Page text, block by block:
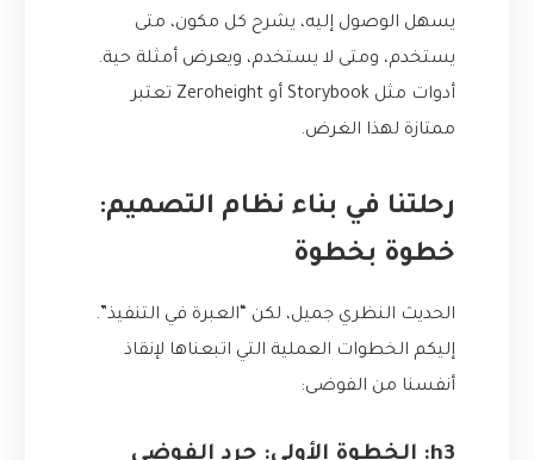
يسهل الوصول إليه، يشرح كل مكون، متى
يستخدم، ومتى لا يستخدم، ويعرض أمثلة حية.
أدوات مثل Storybook أو Zeroheight تعتبر
ممتازة لهذا الغرض.
رحلتنا في بناء نظام التصميم:
خطوة بخطوة
الحديث النظري جميل، لكن “العبرة في التنفيذ”.
إليكم الخطوات العملية التي اتبعناها لإنقاذ
أنفسنا من الفوضى: